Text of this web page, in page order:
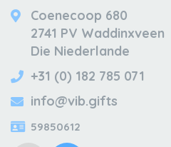
Coenecoop 680
2741 PV Waddinxveen
Die Niederlande
+31 (0) 182 785 071
info@vib.gifts
59850612